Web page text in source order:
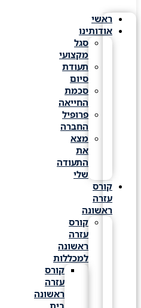
ראשי
אודותינו
סגל
מקצועי
תעודת
סכמת
החייאה
פרופיל
החברה
מצא
התעודה
קורס
עזרה
ראשונה
קורס
עזרה
ראשונה
למכללות
קורס
עזרה
ראשונה